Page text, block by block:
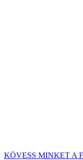
KÖVESS MINKET A